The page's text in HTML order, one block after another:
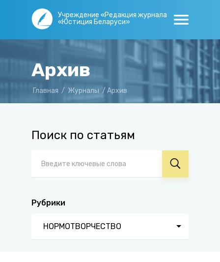
Учреждение «Редакция журнала
«Юстиция Беларуси»
Архив
Главная / Журналы / Архив
Поиск по статьям
Рубрики
НОРМОТВОРЧЕСТВО